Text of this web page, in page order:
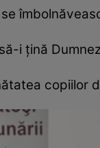
i ţină
copiilor